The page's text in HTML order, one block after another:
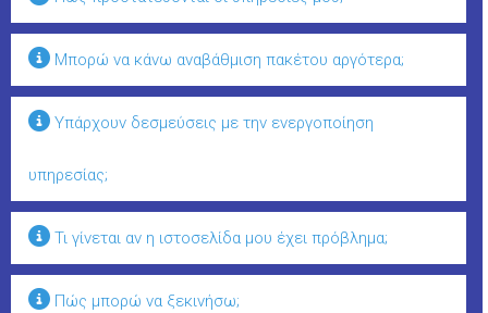
Μπορώ να κάνω αναβάθμιση πακέτου αργότερα;
Υπάρχουν δεσμεύσεις με την ενεργοποίηση
υπηρεσίας;
Τι γίνεται αν η ιστοσελίδα μου έχει πρόβλημα;
Πώς μπορώ να ξεκινήσω;